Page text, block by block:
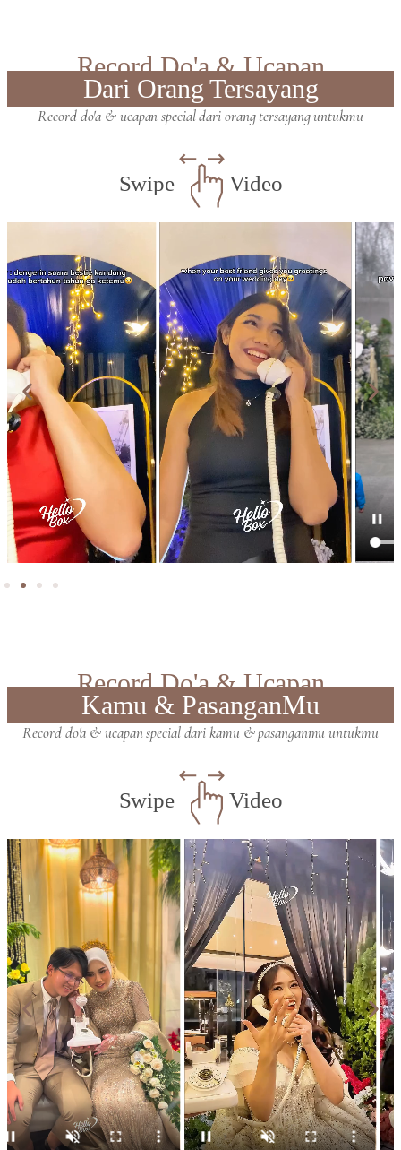
Record Do'a & Ucapan
Dari Orang Tersayang
Record do'a & ucapan special dari orang tersayang untukmu
Swipe Video
Record Do'a & Ucapan
Kamu & PasanganMu
Record do'a & ucapan special dari kamu & pasanganmu untukmu
Swipe Video